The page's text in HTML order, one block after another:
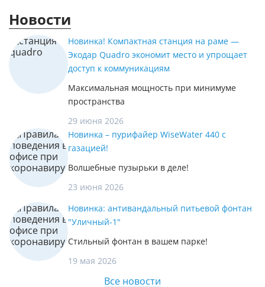
Новости
Новинка! Компактная станция на раме —
Экодар Quadro экономит место и упрощает
доступ к коммуникациям
Максимальная мощность при минимуме
пространства
29 июня 2026
Новинка – пурифайер WiseWater 440 с
газацией!
Волшебные пузырьки в деле!
23 июня 2026
Новинка: антивандальный питьевой фонтан
"Уличный-1"
Стильный фонтан в вашем парке!
19 мая 2026
Все новости